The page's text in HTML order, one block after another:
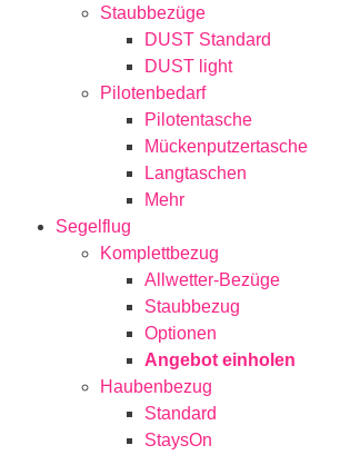
Staubbezüge
DUST Standard
DUST light
Pilotenbedarf
Pilotentasche
Mückenputzertasche
Langtaschen
Mehr
Segelflug
Komplettbezug
Allwetter-Bezüge
Staubbezug
Optionen
Angebot einholen
Haubenbezug
Standard
StaysOn